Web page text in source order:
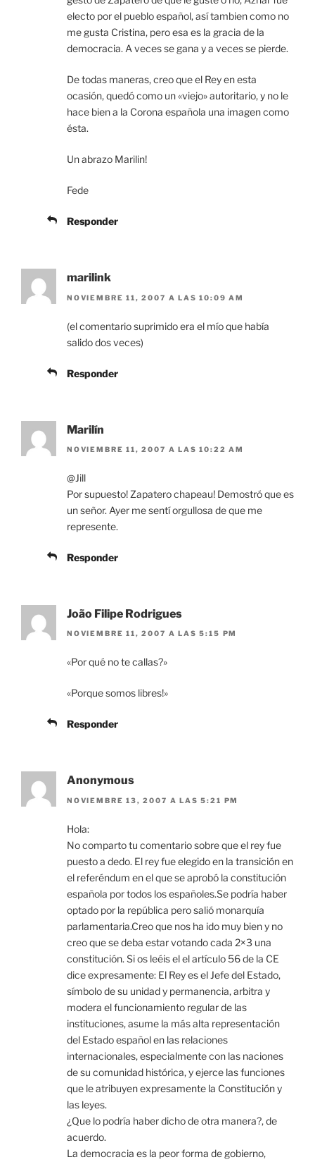
electo por el pueblo español, así tambien como no
me gusta Cristina, pero esa es la gracia de la
democracia. A veces se gana y a veces se pierde.
De todas maneras, creo que el Rey en esta
ocasión, quedó como un «viejo» autoritario, y no le
hace bien a la Corona española una imagen como
ésta.
Un abrazo Marilin!
Fede
Responder
marilink
NOVIEMBRE 11, 2007 A LAS 10:09 AM
(el comentario suprimido era el mío que había
salido dos veces)
Responder
Marilín
NOVIEMBRE 11, 2007 A LAS 10:22 AM
@Jill
Por supuesto! Zapatero chapeau! Demostró que es
un señor. Ayer me sentí orgullosa de que me
represente.
Responder
João Filipe Rodrigues
NOVIEMBRE 11, 2007 A LAS 5:15 PM
«Por qué no te callas?»
«Porque somos libres!»
Responder
Anonymous
NOVIEMBRE 13, 2007 A LAS 5:21 PM
Hola:
No comparto tu comentario sobre que el rey fue
puesto a dedo. El rey fue elegido en la transición en
el referéndum en el que se aprobó la constitución
española por todos los españoles.Se podría haber
optado por la república pero salió monarquía
parlamentaria.Creo que nos ha ido muy bien y no
creo que se deba estar votando cada 2×3 una
constitución. Si os leéis el el artículo 56 de la CE
dice expresamente: El Rey es el Jefe del Estado,
símbolo de su unidad y permanencia, arbitra y
modera el funcionamiento regular de las
instituciones, asume la más alta representación
del Estado español en las relaciones
internacionales, especialmente con las naciones
de su comunidad histórica, y ejerce las funciones
que le atribuyen expresamente la Constitución y
las leyes.
¿Que lo podría haber dicho de otra manera?, de
acuerdo.
La democracia es la peor forma de gobierno,